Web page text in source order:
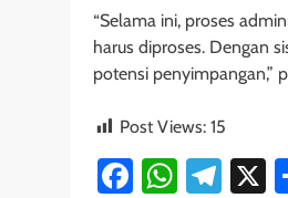
“Selama ini, proses
harus diproses. Dengan
potensi penyimpangan,”
Post Views: 15
FacebookX